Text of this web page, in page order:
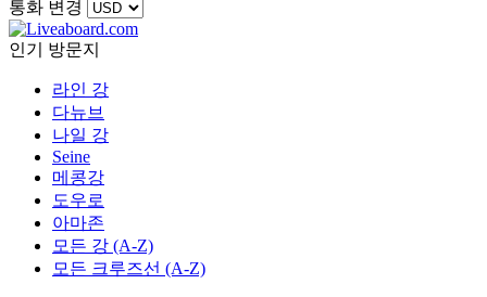
통화 변경
인기 방문지
라인 강
다뉴브
나일 강
Seine
메콩강
도우로
아마존
모든 강 (A-Z)
모든 크루즈선 (A-Z)